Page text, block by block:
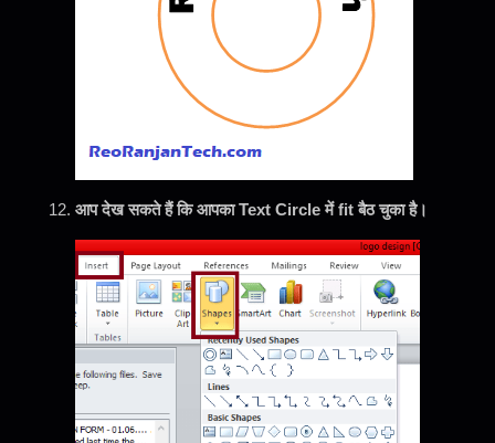
आप देख सकते हैं कि आपका Text Circle में fit बैठ चुका है।